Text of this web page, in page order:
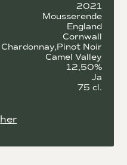
2021
Mousserende
England
Cornwall
Chardonnay Pinot Noir
Camel Valley
12,50%
Ja
75 cl.
her